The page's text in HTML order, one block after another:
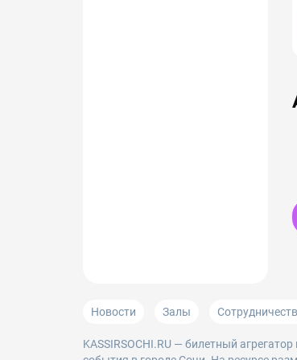
Новости Залы
KASSIRSOCHI.RU — билетный